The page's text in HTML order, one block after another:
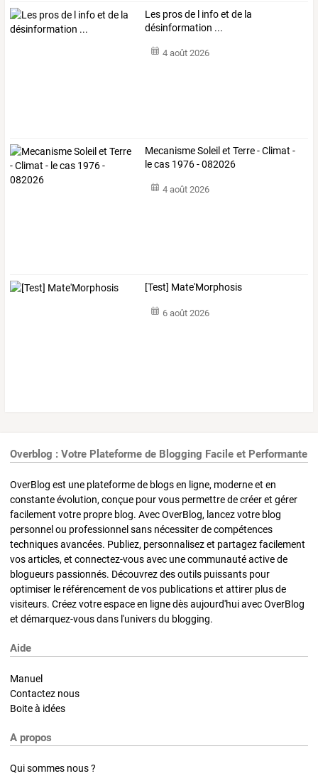
Les pros de l info et de la
désinformation ...
4 août 2026
Mecanisme Soleil et Terre - Climat -
le cas 1976 - 082026
4 août 2026
[Test] Mate'Morphosis
6 août 2026
Overblog : Votre Plateforme de Blogging Facile et Performante
OverBlog est une plateforme de blogs en ligne, moderne et en
constante évolution, conçue pour vous permettre de créer et gérer
facilement votre propre blog. Avec OverBlog, lancez votre blog
personnel ou professionnel sans nécessiter de compétences
techniques avancées. Publiez, personnalisez et partagez facilement
vos articles, et connectez-vous avec une communauté active de
blogueurs passionnés. Découvrez des outils puissants pour
optimiser le référencement de vos publications et attirer plus de
visiteurs. Créez votre espace en ligne dès aujourd'hui avec OverBlog
et démarquez-vous dans l'univers du blogging.
Aide
Manuel
Contactez nous
Boite à idées
A propos
Qui sommes nous ?